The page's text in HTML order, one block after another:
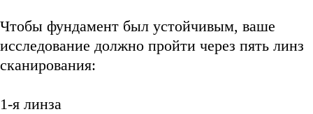
Чтобы фундамент был устойчивым, ваше
исследование должно пройти через пять линз
сканирования:
1-я линза